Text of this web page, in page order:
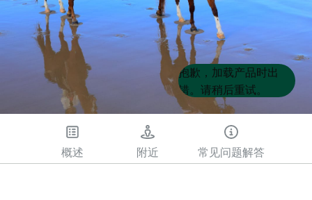
Product
List
Product
List
抱歉，加载产品时出
错。请稍后重试。
概述 附近 常见问题解答